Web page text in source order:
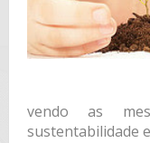
vendo as
sustentabilidade